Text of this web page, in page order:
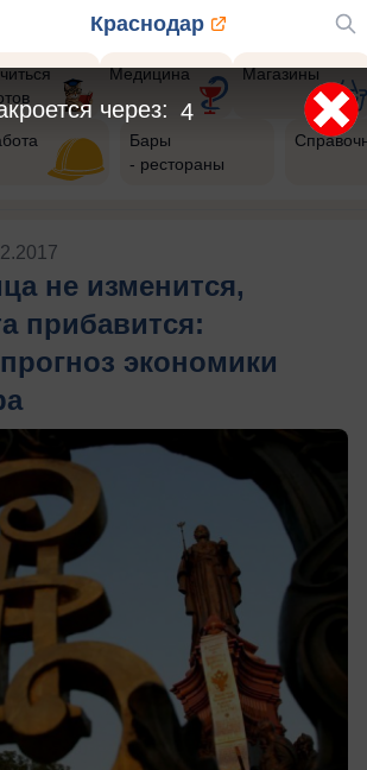
Краснодар
Медицина Магазины
Бары
- рестораны
не изменится,
прибавится:
экономики
3
через: